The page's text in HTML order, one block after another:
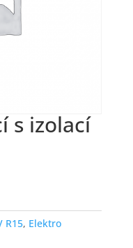
s izolací
R15, Elektro